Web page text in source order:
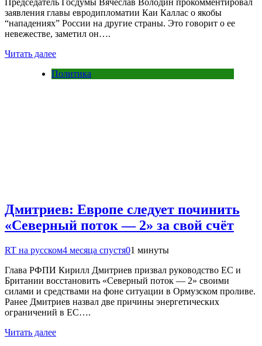
Председатель Госдумы Вячеслав Володин прокомментировал
заявления главы евродипломатии Каи Каллас о якобы
“нападениях” России на другие страны. Это говорит о ее
невежестве, заметил он….
Читать далее
Политика
Дмитриев: Европе следует починить
«Северный поток — 2» за свой счёт
RT на русском4 месяца спустя01 минуты
Глава РФПИ Кирилл Дмитриев призвал руководство ЕС и
Британии восстановить «Северный поток — 2» своими
силами и средствами на фоне ситуации в Ормузском проливе.
Ранее Дмитриев назвал две причины энергетических
ограничений в ЕС….
Читать далее